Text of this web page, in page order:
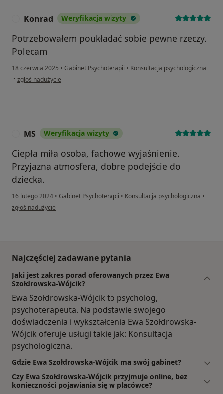
Konrad Weryfikacja wizyty
Potrzebowałem poukładać sobie pewne rzeczy.
Polecam
18 czerwca 2025 • Gabinet Psychoterapii • Konsultacja psychologiczna
• w opinii użytkownika Konrad
zgłoś nadużycie
MS Weryfikacja wizyty
Ciepła miła osoba, fachowe wyjaśnienie.
Przyjazna atmosfera, dobre podejście do
dziecka.
16 lutego 2024 • Gabinet Psychoterapii • Konsultacja psychologiczna •
w opinii użytkownika MS
zgłoś nadużycie
Najczęściej zadawane pytania
Jaki jest zakres porad oferowanych przez Ewa
Szołdrowska-Wójcik?
Ewa Szołdrowska-Wójcik to psycholog,
psychoterapeuta. Na podstawie swojego
doświadczenia i wykształcenia Ewa Szołdrowska-
Wójcik oferuje usługi takie jak: Konsultacja
psychologiczna.
Gdzie Ewa Szołdrowska-Wójcik ma swój gabinet?
Czy Ewa Szołdrowska-Wójcik przyjmuje online, bez
konieczności pojawiania się w placówce?